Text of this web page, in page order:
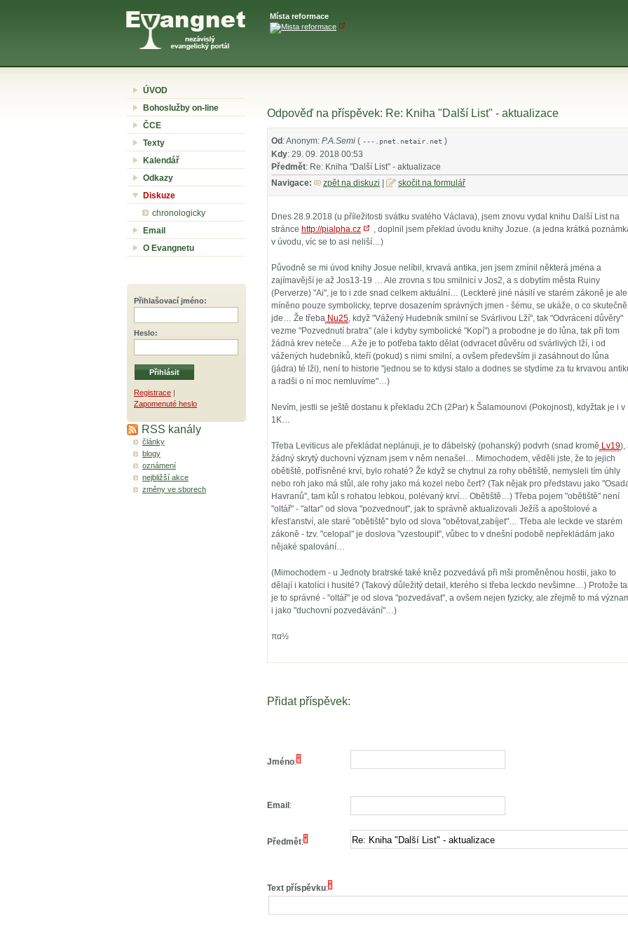
Místa reformace
ÚVOD
Bohoslužby on-line
ČCE
Texty
Kalendář
Odkazy
Diskuze
chronologicky
Email
O Evangnetu
Přihlašovací jméno:
Heslo:
Registrace |
Zapomenuté heslo
RSS kanály
články
blogy
oznámení
nejbližší akce
změny ve sborech
Odpověď na příspěvek: Re: Kniha "Další List" - aktualizace
Od : Anonym: P.A.Semi ( ---.pnet.netair.net )
Kdy: 29. 09. 2018 00:53
Předmět: Re: Kniha "Další List" - aktualizace
Navigace:
zpět na diskuzi skočit na formulář
Dnes 28.9.2018 (u příležitosti svátku svatého Václava), jsem znovu vydal knihu Další List na
stránce http://pialpha.cz
, doplnil jsem překlad úvodu knihy Jozue. (a jedna krátká
v úvodu, víc se to asi neliší…)
Původně se mi úvod knihy Josue nelíbil, krvavá antika, jen jsem zmínil některá jména a
zajímavější je až Jos13-19 … Ale zrovna s tou smilnicí v Jos2, a s dobytím města Ruiny
(Perverze) "Ai", je to i zde snad celkem aktuální… (Leckteré jiné násilí ve starém zákoně je ale
míněno pouze symbolicky, teprve dosazením správných jmen - šému, se ukáže, o co skutečně
jde… Že třeba Nu25, když "Vážený Hudebník smilní se Svárlivou Lží", tak "Odvrácení důvěry"
vezme "Pozvednutí bratra" (ale i kdyby symbolické "Kopí") a probodne je do lůna, tak při tom
žádná krev neteče… A že je to potřeba takto dělat (odvracet důvěru od svárlivých lží, i od
vážených hudebníků, kteří (pokud) s nimi smilní, a ovšem především ji zasáhnout do lůna
(jádra) té lži), není to historie "jednou se to kdysi stalo a dodnes se stydíme za tu krvavou
a radši o ní moc nemluvíme"…)
Nevím, jestli se ještě dostanu k překladu 2Ch (2Par) k Šalamounovi (Pokojnost), kdyžtak je i v
1K…
Třeba Leviticus ale překládat neplánuji, je to ďábelský (pohanský) podvrh (snad kromě Lv19),
žádný skrytý duchovní význam jsem v něm nenašel… Mimochodem, věděli jste, že to jejich
obětiště, potřísněné krví, bylo rohaté? Že když se chytnul za rohy obětiště, nemysleli tím úhly
nebo roh jako má stůl, ale rohy jako má kozel nebo čert? (Tak nějak pro představu jako
Havranů", tam kůl s rohatou lebkou, polévaný krví… Obětiště…) Třeba pojem "obětiště" není
"oltář" - "altar" od slova "pozvednout", jak to správně aktualizovali Ježíš a apoštolové a
křesťanství, ale staré "obětiště" bylo od slova "obětovat,zabíjet"… Třeba ale leckde ve starém
zákoně - tzv. "celopal" je doslova "vzestoupit", vůbec to v dnešní podobě nepřekládám jako
nějaké spalování…
(Mimochodem - u Jednoty bratrské také kněz pozvedává při mši proměněnou hostii, jako to
dělají i katolíci i husité? (Takový důležitý detail, kterého si třeba leckdo nevšimne…) Protože
je to správné - "oltář" je od slova "pozvedávat", a ovšem nejen fyzicky, ale zřejmě to má
i jako "duchovní pozvedávání"…)
πα½
Přidat příspěvek:
Jméno:*
Email :
Předmět:*
Text příspěvku:*